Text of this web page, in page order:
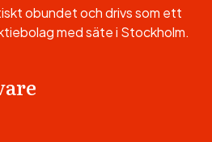
obundet och drivs som ett
med säte i Stockholm.